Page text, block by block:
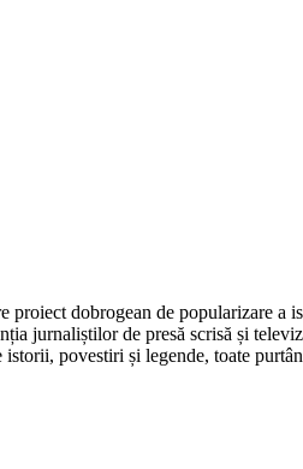
dobrogean de popularizare
jurnaliștilor de presă scrisă și
povestiri și legende, toate